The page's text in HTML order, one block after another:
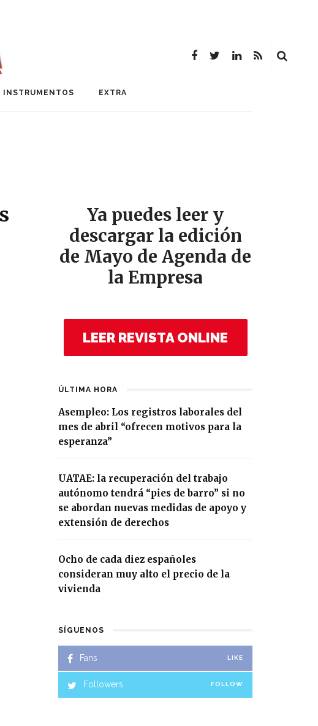
INSTRUMENTOS EXTRA
Ya puedes leer y
descargar la edición
de Mayo de Agenda de
la Empresa
LEER REVISTA ONLINE
ÚLTIMA HORA
Asempleo: Los registros laborales del
mes de abril “ofrecen motivos para la
esperanza”
UATAE: la recuperación del trabajo
autónomo tendrá “pies de barro” si no
se abordan nuevas medidas de apoyo y
extensión de derechos
Ocho de cada diez españoles
consideran muy alto el precio de la
vivienda
SÍGUENOS
Fans LIKE
Followers FOLLOW